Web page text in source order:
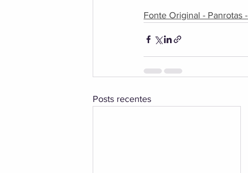
Fonte Original - Panrotas -
Posts recentes